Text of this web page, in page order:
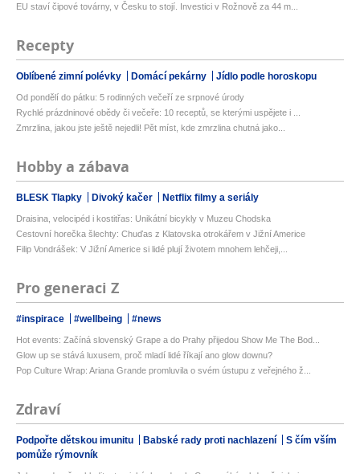
EU staví čipové továrny, v Česku to stojí. Investici v Rožnově za 44 m...
Recepty
Oblíbené zimní polévky Domácí pekárny Jídlo podle horoskopu
Od pondělí do pátku: 5 rodinných večeří ze srpnové úrody
Rychlé prázdninové obědy či večeře: 10 receptů, se kterými uspějete i ...
Zmrzlina, jakou jste ještě nejedli! Pět míst, kde zmrzlina chutná jako...
Hobby a zábava
BLESK Tlapky Divoký kačer Netflix filmy a seriály
Draisina, velocipéd i kostitřas: Unikátní bicykly v Muzeu Chodska
Cestovní horečka šlechty: Chuďas z Klatovska otrokářem v Jižní Americe
Filip Vondrášek: V Jižní Americe si lidé plují životem mnohem lehčeji,...
Pro generaci Z
#inspirace #wellbeing #news
Hot events: Začíná slovenský Grape a do Prahy přijedou Show Me The Bod...
Glow up se stává luxusem, proč mladí lidé říkají ano glow downu?
Pop Culture Wrap: Ariana Grande promluvila o svém ústupu z veřejného ž...
Zdraví
Podpořte dětskou imunitu Babské rady proti nachlazení
S čím vším
pomůže rýmovník